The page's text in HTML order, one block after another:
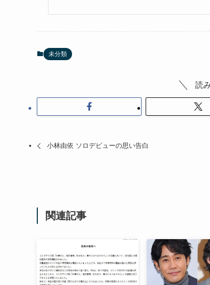
未分類
読
小林由依 ソロデビューの思い告白
関連記事